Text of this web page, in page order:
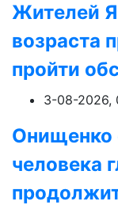
Жителей
возраста
пройти
3-08-2026,
Онищенко
человека